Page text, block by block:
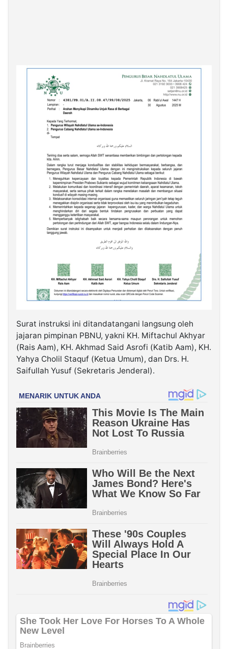
Surat instruksi ini ditandatangani langsung oleh
jajaran pimpinan PBNU, yakni KH. Miftachul Akhyar
(Rais Aam), KH. Akhmad Said Asrofi (Katib Aam), KH.
Yahya Cholil Staquf (Ketua Umum), dan Drs. H.
Saifullah Yusuf (Sekretaris Jenderal).